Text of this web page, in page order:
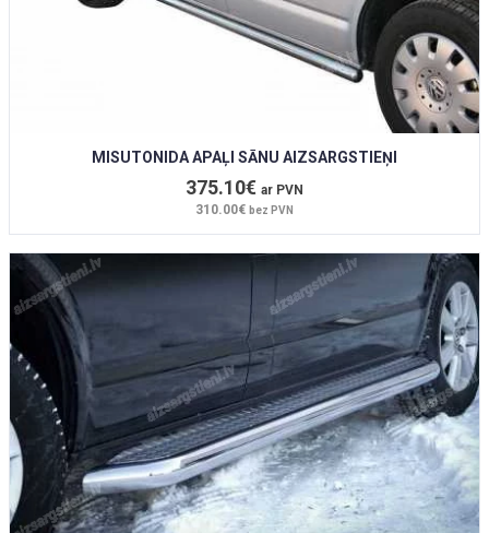
MISUTONIDA APAĻI SĀNU AIZSARGSTIEŅI
375.10€ ar PVN
310.00€ bez PVN